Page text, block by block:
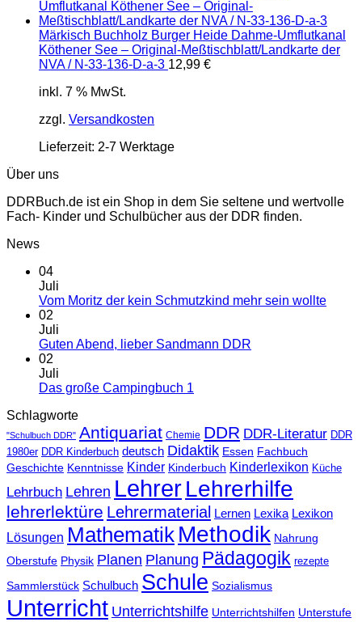
Märkisch Buchholz Burger Heide Dahme-Umflutkanal
Köthener See – Original-Meßtischblatt/Landkarte der
NVA / N-33-136-D-a-3 12,99 €
inkl. 7 % MwSt.
zzgl. Versandkosten
Lieferzeit: 2-7 Werktage
Über uns
DDRBuch.de ist ein Shop in dem Sie seltene und wertvolle
Fach- Kinder und Schulbücher aus der DDR finden.
News
04
Juli
Vom Moritz der kein Schmutzkind mehr sein wollte
02
Juli
Guten Abend, lieber Sandmann DDR
02
Juli
Das große Campingbuch 1
Schlagworte
"Schulbuch DDR" Antiquariat Chemie DDR DDR-Literatur DDR
1980er DDR Kinderbuch deutsch Didaktik Essen Fachbuch
Geschichte Kenntnisse Kinder Kinderbuch Kinderlexikon Küche
Lehrbuch Lehren LehrerLehrerhilfe
lehrerlektüre Lehrermaterial Lernen Lexika Lexikon
Lösungen Mathematik Methodik Nahrung
Oberstufe Physik Planen Planung Pädagogik rezepte
Sammlerstück Schulbuch Schule Sozialismus
Unterricht Unterrichtshilfe Unterrichtshilfen Unterstufe